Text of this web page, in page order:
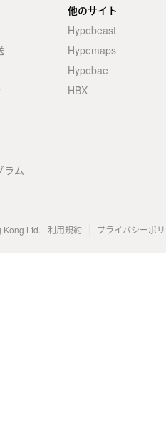
ラム
他のサイト
Hypebeast
Hypemaps
Hypebae
HBX
Kong Ltd. 利用規約 プライバシーポ